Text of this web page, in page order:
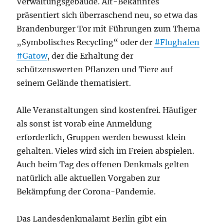
präsentiert sich überraschend neu, so etwa das
Brandenburger Tor mit Führungen zum Thema
„Symbolisches Recycling“ oder der #Flughafen
#Gatow, der die Erhaltung der
schützenswerten Pflanzen und Tiere auf
seinem Gelände thematisiert.
Alle Veranstaltungen sind kostenfrei. Häufiger
als sonst ist vorab eine Anmeldung
erforderlich, Gruppen werden bewusst klein
gehalten. Vieles wird sich im Freien abspielen.
Auch beim Tag des offenen Denkmals gelten
natürlich alle aktuellen Vorgaben zur
Bekämpfung der Corona-Pandemie.
Das Landesdenkmalamt Berlin gibt ein